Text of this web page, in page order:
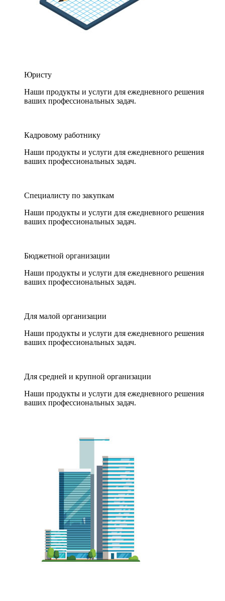
Юристу
Наши продукты и услуги для ежедневного решения
ваших профессиональных задач.
Кадровому работнику
Наши продукты и услуги для ежедневного решения
ваших профессиональных задач.
Специалисту по закупкам
Наши продукты и услуги для ежедневного решения
ваших профессиональных задач.
Бюджетной организации
Наши продукты и услуги для ежедневного решения
ваших профессиональных задач.
Для малой организации
Наши продукты и услуги для ежедневного решения
ваших профессиональных задач.
Для средней и крупной организации
Наши продукты и услуги для ежедневного решения
ваших профессиональных задач.